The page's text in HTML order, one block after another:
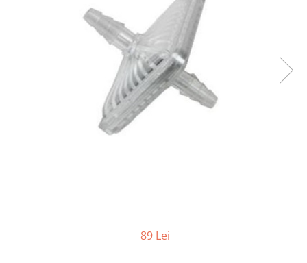
Blocare/ Fixare barbie
Preventie iritatia pielii
Alimentatoare si baterii CPAP
Stocare si generare raport CPAP
89 Lei